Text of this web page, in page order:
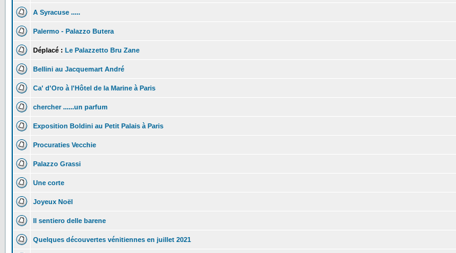
A Syracuse .....
Palermo - Palazzo Butera
Déplacé : Le Palazzetto Bru Zane
Bellini au Jacquemart André
Ca' d'Oro à l'Hôtel de la Marine à Paris
chercher ......un parfum
Exposition Boldini au Petit Palais à Paris
Procuraties Vecchie
Palazzo Grassi
Une corte
Joyeux Noël
Il sentiero delle barene
Quelques découvertes vénitiennes en juillet 2021